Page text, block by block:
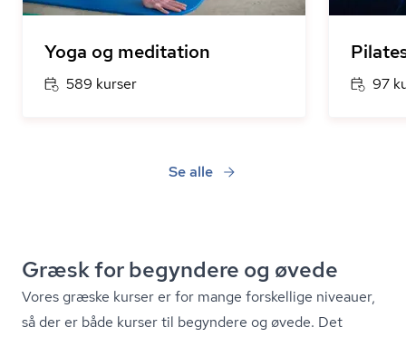
Yoga og meditation
589 kurser 97
Se alle
Græsk for begyndere og øvede
Vores græske kurser er for mange forskellige niveauer,
så der er både kurser til begyndere og øvede. Det